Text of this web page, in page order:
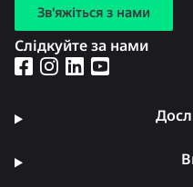
Зв'яжіться з нами
Слідкуйте за нами